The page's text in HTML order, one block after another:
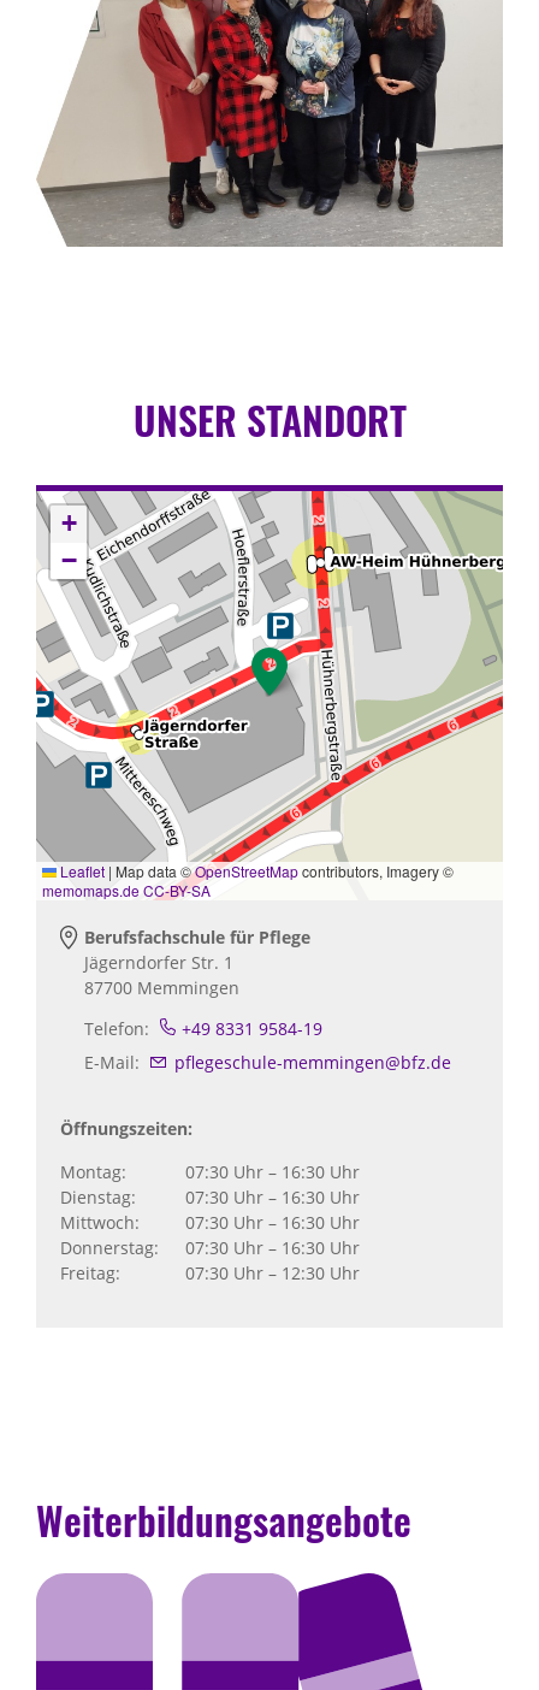
UNSER STANDORT
Berufsfachschule für Pflege
Jägerndorfer Str. 1
87700 Memmingen
Telefon:
+49 8331 9584-19
E-Mail:
pflegeschule-memmingen@bfz.de
Öffnungszeiten:
Montag:
07:30 Uhr – 16:30 Uhr
Dienstag:
07:30 Uhr – 16:30 Uhr
Mittwoch:
07:30 Uhr – 16:30 Uhr
Donnerstag:
07:30 Uhr – 16:30 Uhr
Freitag:
07:30 Uhr – 12:30 Uhr
+
−
Leaflet | Map data ©OpenStreetMapcontributors, Imagery ©
memomaps.deCC-BY-SA
Weiterbildungsangebote